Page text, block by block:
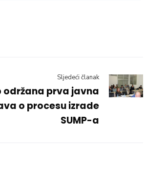
Sljedeći članak
održana prva javna
o procesu izrade
SUMP-a